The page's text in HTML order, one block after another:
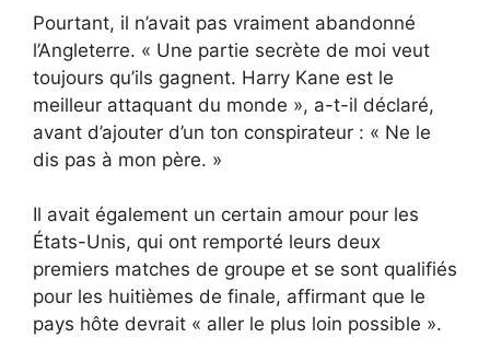
Pourtant, il n’avait pas vraiment abandonné
l’Angleterre. « Une partie secrète de moi veut
toujours qu’ils gagnent. Harry Kane est le
meilleur attaquant du monde », a-t-il déclaré,
avant d’ajouter d’un ton conspirateur : « Ne le
dis pas à mon père. »
Il avait également un certain amour pour les
États-Unis, qui ont remporté leurs deux
premiers matches de groupe et se sont qualifiés
pour les huitièmes de finale, affirmant que le
pays hôte devrait « aller le plus loin possible ».